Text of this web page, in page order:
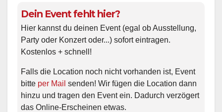
Dein Event fehlt hier?
Hier kannst du deinen Event (egal ob Ausstellung,
Party oder Konzert oder...) sofort eintragen.
Kostenlos + schnell!
Falls die Location noch nicht vorhanden ist, Event
bitte per Mail senden! Wir fügen die Location dann
hinzu und tragen den Event ein. Dadurch verzögert
das Online-Erscheinen etwas.